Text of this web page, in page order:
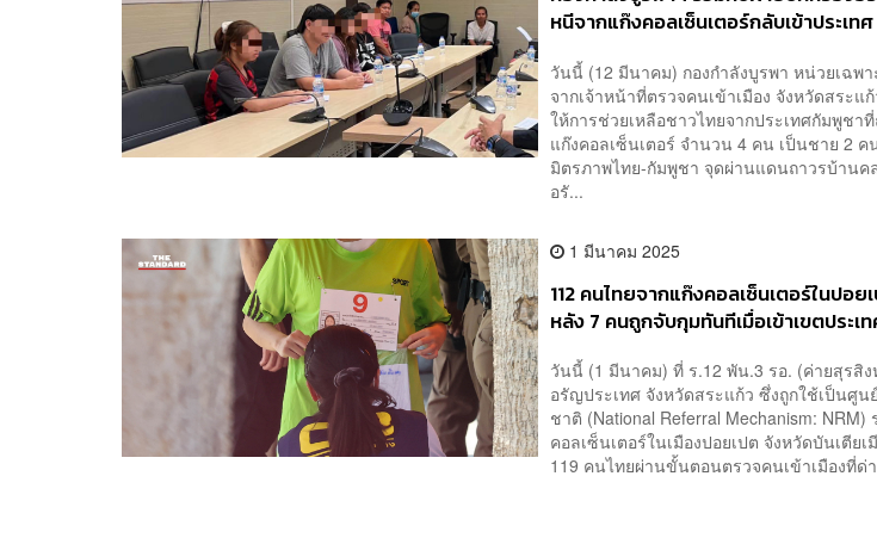
หนีจากแก๊งคอลเซ็นเตอร์กลับเข้าประเ
วันนี้ (12 มีนาคม) กองกำลังบูรพา หน่วยเฉพ
จากเจ้าหน้าที่ตรวจคนเข้าเมือง จังหวัดสระแ
ให้การช่วยเหลือชาวไทยจากประเทศกัมพูช
แก๊งคอลเซ็นเตอร์ จำนวน 4 คน เป็นชาย 2
มิตรภาพไทย-กัมพูชา จุดผ่านแดนถาวรบ้านค
อรั...
1 มีนาคม 2025
112 คนไทยจากแก๊งคอลเซ็นเตอร์ในปอ
หลัง 7 คนถูกจับกุมทันทีเมื่อเข้าเขตประเ
วันนี้ (1 มีนาคม) ที่ ร.12 พัน.3 รอ. (ค่ายสุรสิ
อรัญประเทศ จังหวัดสระแก้ว ซึ่งถูกใช้เป็นศู
ชาติ (National Referral Mechanism:
คอลเซ็นเตอร์ในเมืองปอยเปต จังหวัดบันเตี
119 คนไทยผ่านขั้นตอนตรวจคนเข้าเมืองที่ด่